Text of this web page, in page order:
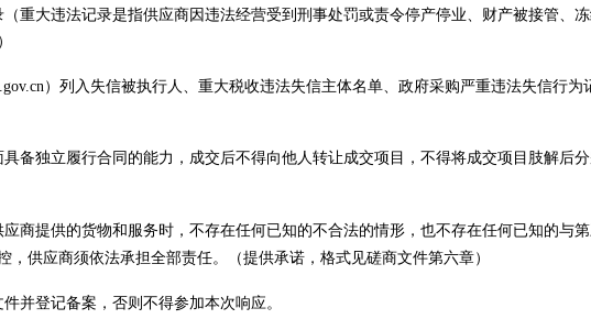
重大违法记录是指供应商因违法经营受到刑事处罚或责令停产停业、财产被接管、
）
）列入失信被执行人、 重大税收违法失信主体名单、 政府采购严重违法失信行为
备独立履行合同的能力， 成交后不得向他人转让成交项目，不得将成交项目 肢解后
商提供的货物和服务时，不存在任何已知的不合法的情形，也不存在任何已知的与
供应商须依法承担全部责任。
（提供承诺，格式见磋商文件第六章）
件并登记备案，否则不得参加本次响应 。